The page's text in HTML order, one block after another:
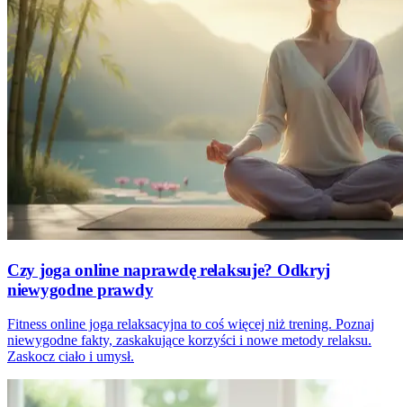
Czy joga online naprawdę relaksuje? Odkryj
niewygodne prawdy
Fitness online joga relaksacyjna to coś więcej niż trening. Poznaj
niewygodne fakty, zaskakujące korzyści i nowe metody relaksu.
Zaskocz ciało i umysł.